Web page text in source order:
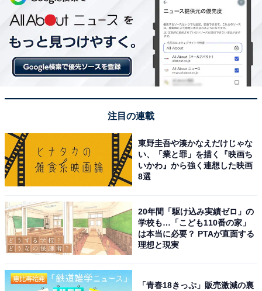
注目の連載
東野圭吾や湊かなえだけじゃな
い、「業と罪」を描く『映画ち
いかわ』から強く連想した映画
8選
20年間「駆け込み実績ゼロ」の
学校も…「こども110番の家」
は本当に必要？ PTAが直面する
理想と現実
「青春18きっぷ」販売激減の裏